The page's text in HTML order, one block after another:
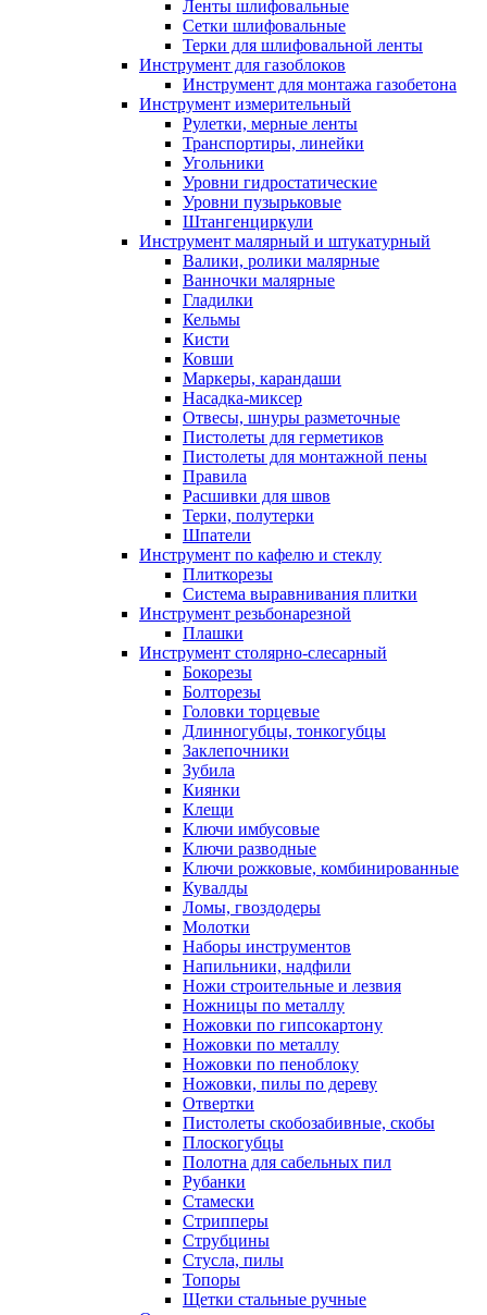
Ленты шлифовальные
Сетки шлифовальные
Терки для шлифовальной ленты
Инструмент для газоблоков
Инструмент для монтажа газобетона
Инструмент измерительный
Рулетки, мерные ленты
Транспортиры, линейки
Угольники
Уровни гидростатические
Уровни пузырьковые
Штангенциркули
Инструмент малярный и штукатурный
Валики, ролики малярные
Ванночки малярные
Гладилки
Кельмы
Кисти
Ковши
Маркеры, карандаши
Насадка-миксер
Отвесы, шнуры разметочные
Пистолеты для герметиков
Пистолеты для монтажной пены
Правила
Расшивки для швов
Терки, полутерки
Шпатели
Инструмент по кафелю и стеклу
Плиткорезы
Система выравнивания плитки
Инструмент резьбонарезной
Плашки
Инструмент столярно-слесарный
Бокорезы
Болторезы
Головки торцевые
Длинногубцы, тонкогубцы
Заклепочники
Зубила
Киянки
Клещи
Ключи имбусовые
Ключи разводные
Ключи рожковые, комбинированные
Кувалды
Ломы, гвоздодеры
Молотки
Наборы инструментов
Напильники, надфили
Ножи строительные и лезвия
Ножницы по металлу
Ножовки по гипсокартону
Ножовки по металлу
Ножовки по пеноблоку
Ножовки, пилы по дереву
Отвертки
Пистолеты скобозабивные, скобы
Плоскогубцы
Полотна для сабельных пил
Рубанки
Стамески
Стрипперы
Струбцины
Стусла, пилы
Топоры
Щетки стальные ручные